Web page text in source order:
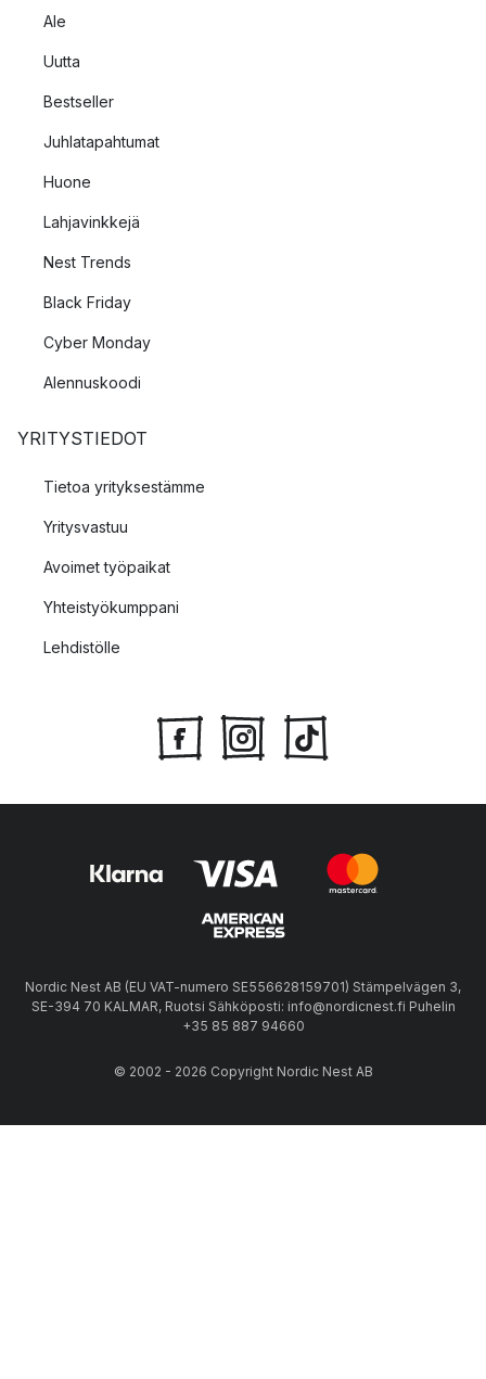
Ale
Uutta
Bestseller
Juhlatapahtumat
Huone
Lahjavinkkejä
Nest Trends
Black Friday
Cyber Monday
Alennuskoodi
YRITYSTIEDOT
Tietoa yrityksestämme
Yritysvastuu
Avoimet työpaikat
Yhteistyökumppani
Lehdistölle
Nordic Nest AB (EU VAT-numero SE556628159701) Stämpelvägen 3,
SE-394 70 KALMAR, Ruotsi Sähköposti: info@nordicnest.fi Puhelin
+35 85 887 94660
© 2002 - 2026 Copyright Nordic Nest AB